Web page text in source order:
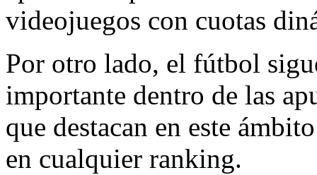
videojuegos con cuotas
Por otro lado, el fútbol
importante dentro de las
que destacan en este
en cualquier ranking.